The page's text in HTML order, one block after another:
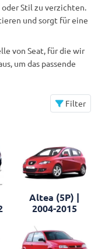
Stil zu verzichten.
und sorgt für eine
von Seat, für die wir
um das passende
Filter
Altea (5P) |
2004-2015